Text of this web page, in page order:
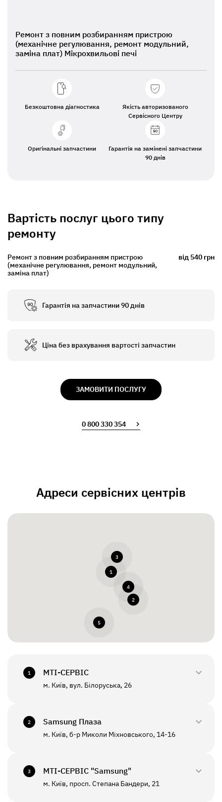
Ремонт з повним розбиранням пристрою
(механічне регулювання, ремонт модульний,
заміна плат) Мікрохвильові печі
Безкоштовна діагностика
Якість авторизованого
Сервісного Центру
Оригінальні запчастини
Гарантія на замінені запчастини
90 днів
Вартість послуг цього типу
ремонту
Ремонт з повним розбиранням пристрою
(механічне регулювання, ремонт модульний,
заміна плат)
від 540 грн
Гарантія на запчастини 90 днів
Ціна без врахування вартості запчастин
ЗАМОВИТИ ПОСЛУГУ
0 800 330 354
Адреси сервісних центрів
1
2
3
4
5
1 МТI-СЕРВІС
м. Київ, вул. Білоруська, 26
+380(44)458-3870
СБ - НД
Вихідний
2 Samsung Плаза
м. Київ, б-р Миколи Міхновського, 14-16
+380(44)590-2805
3 МТI-СЕРВІС "Samsung"
м. Київ, просп. Степана Бандери, 21